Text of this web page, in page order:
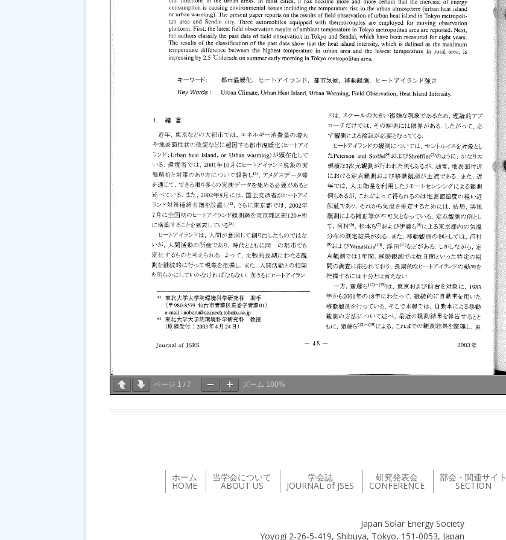
ページ 1 / 7 ズーム 100%
ホーム
HOME
当学会について
ABOUT US
学会誌
JOURNAL of JSES
研究発表会
CONFERENCE
部会・関連サイト
SECTION
Japan Solar Energy Society
Yoyogi 2-26-5-419, Shibuya, Tokyo, 151-0053, Japan